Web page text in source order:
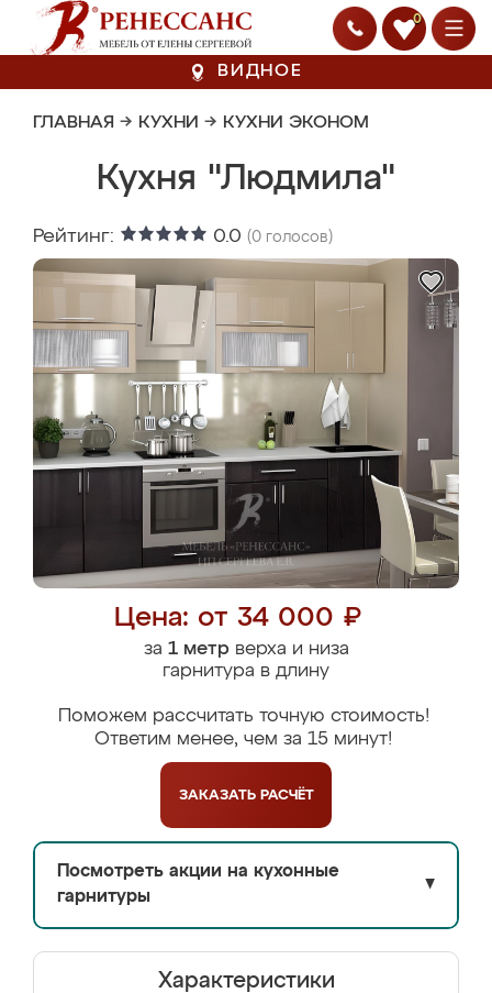
0
ВИДНОЕ
ГЛАВНАЯ → КУХНИ → КУХНИ ЭКОНОМ
Кухня "Людмила"
Рейтинг: 0.0 (0 голосов)
Цена: от 34 000 ₽
за 1 метрверха и низа
гарнитура в длину
Поможем рассчитать точную стоимость!
Ответим менее, чем за 15 минут!
ЗАКАЗАТЬ РАСЧЁТ
Посмотреть акции на кухонные
гарнитуры
▼
Характеристики